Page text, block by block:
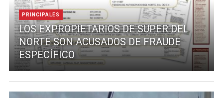
PRINCIPALES
LOS EXPROPIETARIOS DE SUPER DEL
NORTE SON ACUSADOS DE FRAUDE
ESPECÍFICO